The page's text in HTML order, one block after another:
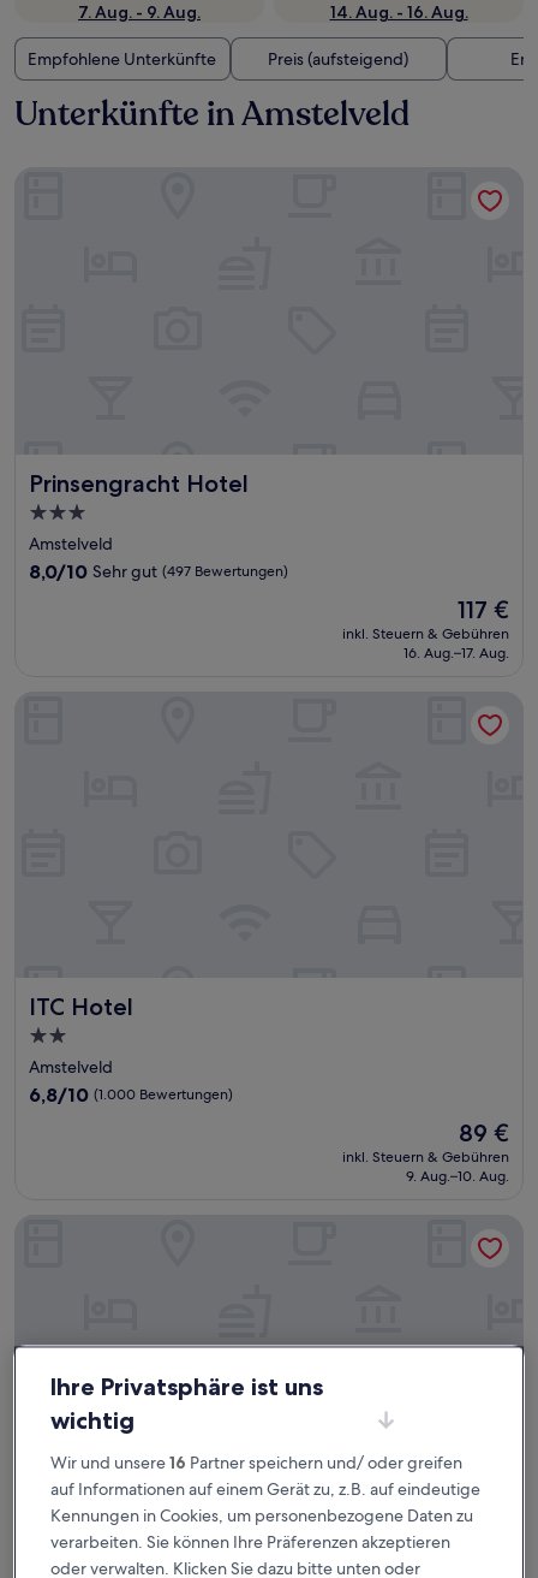
7. Aug. - 9. Aug.
14. Aug. - 16. Aug.
Empfohlene Unterkünfte Preis (aufsteigend)
Unterkünfte in Amstelveld
Prinsengracht Hotel
Prinsengracht Hotel
3.0-
Sterne-
Unterkunft
Amstelveld
8.0
Bewertungen)
8,0/10 Sehr gut (497 Bewertungen)
Der
Preis
beträgt
117 €
inkl. Steuern & Gebühren
16. Aug.–17. Aug.
ITC Hotel
ITC Hotel
2.0-
Sterne-
Unterkunft
Amstelveld
6.8
6,8/10 (1.000 Bewertungen)
Der
Preis
beträgt
89 €
inkl. Steuern & Gebühren
9. Aug.–10. Aug.
ITC Hotel
Hotel Notting Hill
Hotel Notting Hill
4.5-
Ihre Privatsphäre ist uns
wichtig
Wir und unsere16 Partner speichern und/ oder greifen
auf Informationen auf einem Gerät zu, z.B. auf eindeutige
Kennungen in Cookies, um personenbezogene Daten zu
verarbeiten. Sie können Ihre Präferenzen akzeptieren
oder verwalten. Klicken Sie dazu bitte unten oder